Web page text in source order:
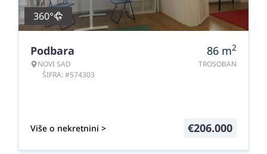
360°
Podbara
NOVI SAD
ŠIFRA: #574303
86 m2
TROSOBAN
Više o nekretnini > €206.000